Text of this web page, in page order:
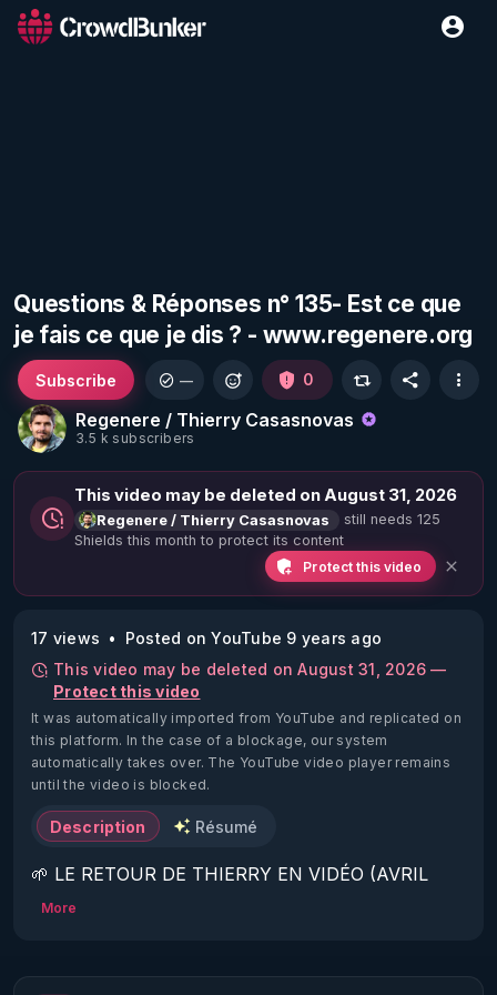
Questions & Réponses n° 135- Est ce que
je fais ce que je dis ? - www.regenere.org
Regenere / Thierry Casasnovas
3.5 k subscribers
Subscribe — 0
This video may be deleted on August 31, 2026
Regenere / Thierry Casasnovas
still needs 125
Shields this month to protect its content
Protect this video
17 views
Posted on YouTube 9 years ago
This video may be deleted on August 31, 2026 —
Protect this video
It was automatically imported from YouTube and replicated on
this platform. In the case of a blockage, our system
automatically takes over. The YouTube video player remains
until the video is blocked.
Description Résumé
🌱 LE RETOUR DE THIERRY EN VIDÉO (AVRIL
2022)!
https://www.rgnr.fr/presentation.html
More